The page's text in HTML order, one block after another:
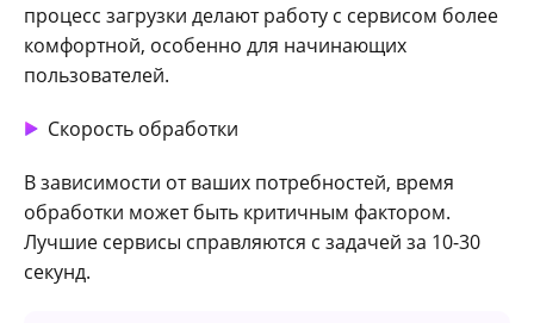
процесс загрузки делают работу с сервисом более
комфортной, особенно для начинающих
пользователей.
Скорость обработки
В зависимости от ваших потребностей, время
обработки может быть критичным фактором.
Лучшие сервисы справляются с задачей за 10-30
секунд.